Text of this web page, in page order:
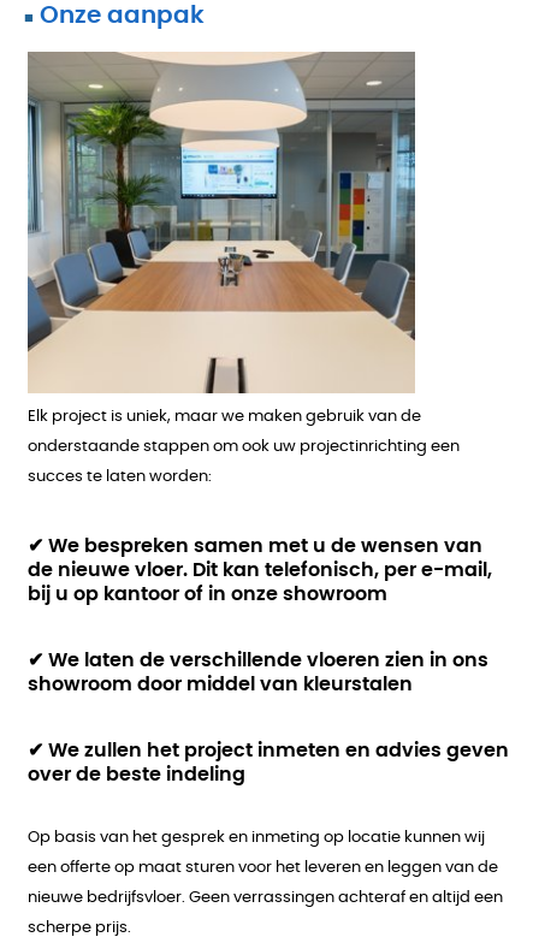
■ Onze aanpak
Elk project is uniek, maar we maken gebruik van de
onderstaande stappen om ook uw projectinrichting een
succes te laten worden:
✔ We bespreken samen met u de wensen van
de nieuwe vloer. Dit kan telefonisch, per e-mail,
bij u op kantoor of in onze showroom
✔ We laten de verschillende vloeren zien in ons
showroom door middel van kleurstalen
✔ We zullen het project inmeten en advies geven
over de beste indeling
Op basis van het gesprek en inmeting op locatie kunnen wij
een offerte op maat sturen voor het leveren en leggen van de
nieuwe bedrijfsvloer. Geen verrassingen achteraf en altijd een
scherpe prijs.